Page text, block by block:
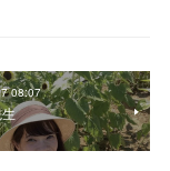
08:07